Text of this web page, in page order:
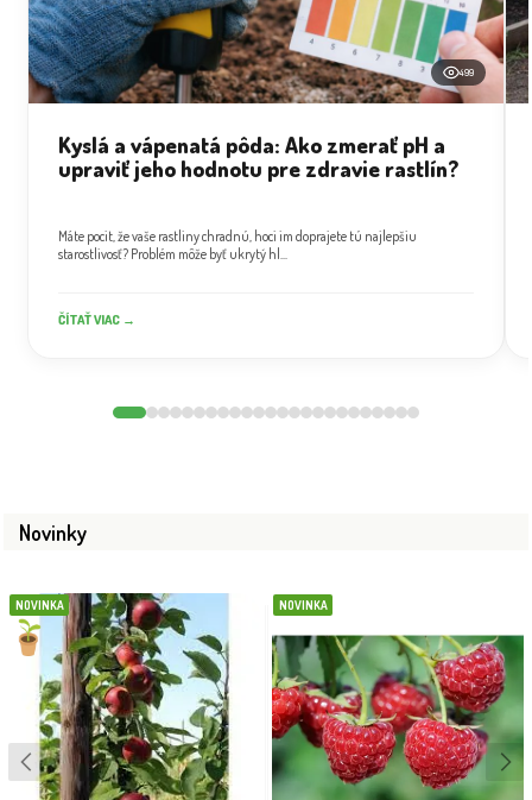
499
Kyslá a vápenatá pôda: Ako zmerať pH a
upraviť jeho hodnotu pre zdravie rastlín?
Máte pocit, že vaše rastliny chradnú, hoci im doprajete tú najlepšiu
starostlivosť? Problém môže byť ukrytý hl...
ČÍTAŤ VIAC →
Novinky
NOVINKA NOVINKA